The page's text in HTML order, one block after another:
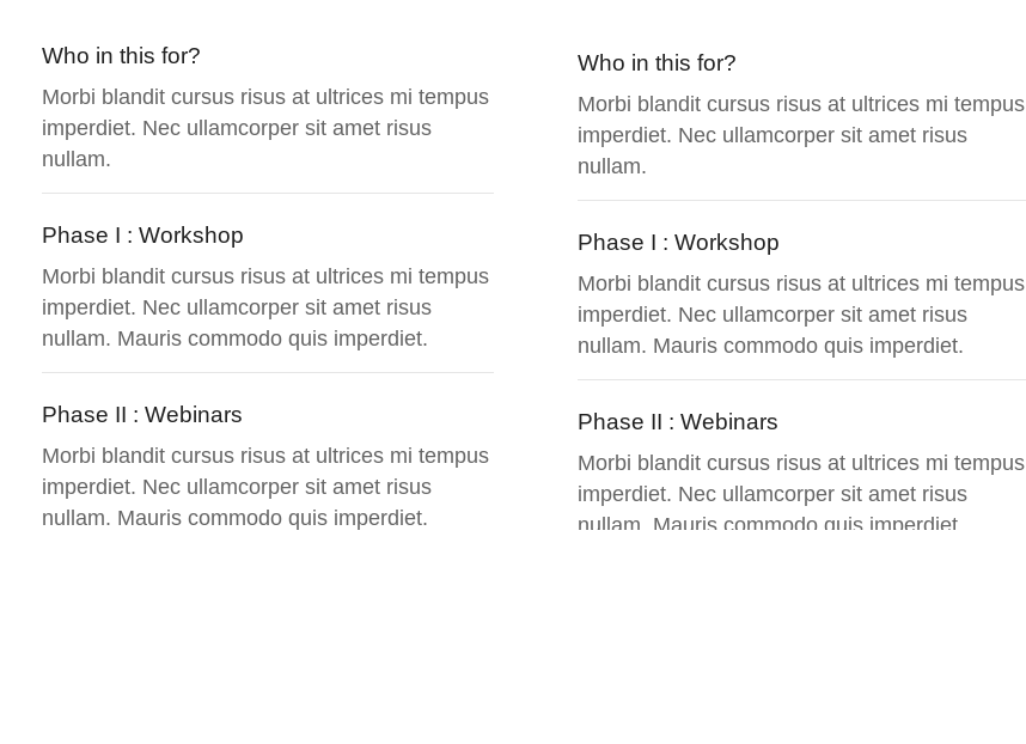
Who in this for?
Morbi blandit cursus risus at ultrices mi tempus
imperdiet. Nec ullamcorper sit amet risus
nullam.
Phase I : Workshop
Morbi blandit cursus risus at ultrices mi tempus
imperdiet. Nec ullamcorper sit amet risus
nullam. Mauris commodo quis imperdiet.
Phase II : Webinars
Morbi blandit cursus risus at ultrices mi tempus
imperdiet. Nec ullamcorper sit amet risus
nullam. Mauris commodo quis imperdiet.
Who in this for?
Morbi blandit cursus risus at ultrices mi tempus
imperdiet. Nec ullamcorper sit amet risus
nullam.
Phase I : Workshop
Morbi blandit cursus risus at ultrices mi tempus
imperdiet. Nec ullamcorper sit amet risus
nullam. Mauris commodo quis imperdiet.
Phase II : Webinars
Morbi blandit cursus risus at ultrices mi tempus
imperdiet. Nec ullamcorper sit amet risus
nullam. Mauris commodo quis imperdiet.